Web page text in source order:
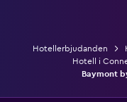
Hotellerbjudanden
Hotell i
Baymont